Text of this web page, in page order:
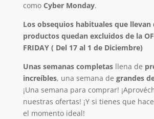
como Cyber Monday.
Los obsequios habituales que llevan
productos quedan excluidos de la
FRIDAY ( Del 17 al 1 de Diciembre)
Unas semanas completasllena de
increíbles, una semana de grandes
¡Una semana para comprar!
nuestras ofertas! ¡Y si tienes que
el momento ideal!